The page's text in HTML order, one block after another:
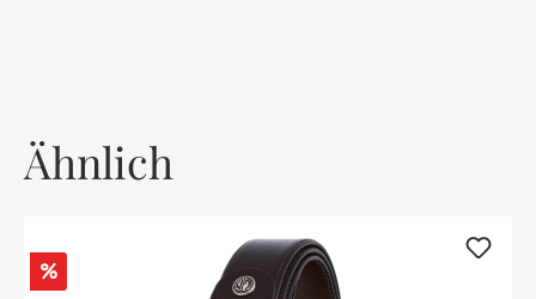
Ähnlich
Rabatt
%